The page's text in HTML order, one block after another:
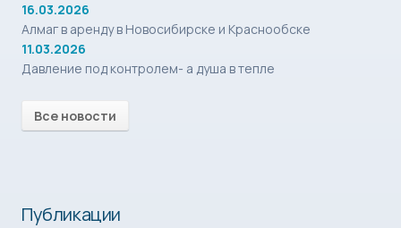
16.03.2026
Алмаг в аренду в Новосибирске и Краснообске
11.03.2026
Давление под контролем- а душа в тепле
Все новости
Публикации